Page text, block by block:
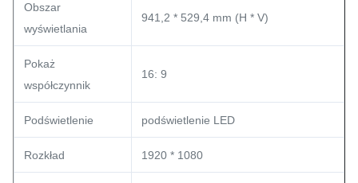
Obszar
wyświetlania
941,2 * 529,4 mm (H * V)
Pokaż
współczynnik
16: 9
Podświetlenie podświetlenie LED
Rozkład 1920 * 1080